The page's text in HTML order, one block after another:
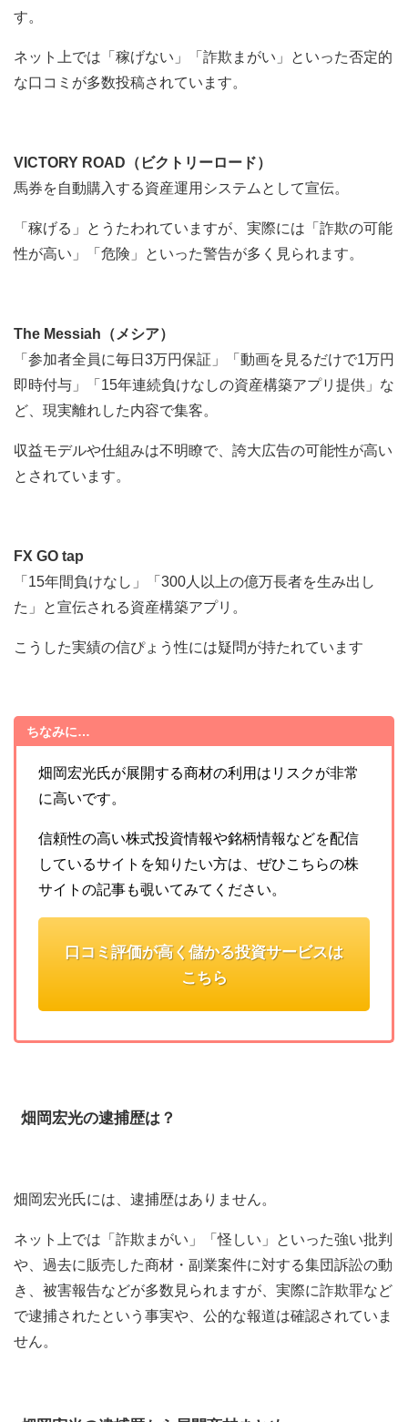
す。
ネット上では「稼げない」「詐欺まがい」といった否定的
な口コミが多数投稿されています。
VICTORY ROAD（ビクトリーロード）
馬券を自動購入する資産運用システムとして宣伝。
「稼げる」とうたわれていますが、実際には「詐欺の可能
性が高い」「危険」といった警告が多く見られます。
The Messiah（メシア）
「参加者全員に毎日3万円保証」「動画を見るだけで1万円
即時付与」「15年連続負けなしの資産構築アプリ提供」な
ど、現実離れした内容で集客。
収益モデルや仕組みは不明瞭で、誇大広告の可能性が高い
とされています。
FX GO tap
「15年間負けなし」「300人以上の億万長者を生み出し
た」と宣伝される資産構築アプリ。
こうした実績の信ぴょう性には疑問が持たれています
ちなみに…
畑岡宏光氏が展開する商材の利用はリスクが非常
に高いです。
信頼性の高い株式投資情報や銘柄情報などを配信
しているサイトを知りたい方は、ぜひこちらの株
サイトの記事も覗いてみてください。
口コミ評価が高く儲かる投資サービスは
こちら
畑岡宏光の逮捕歴は？
畑岡宏光氏には、逮捕歴はありません。
ネット上では「詐欺まがい」「怪しい」といった強い批判
や、過去に販売した商材・副業案件に対する集団訴訟の動
き、被害報告などが多数見られますが、実際に詐欺罪など
で逮捕されたという事実や、公的な報道は確認されていま
せん。